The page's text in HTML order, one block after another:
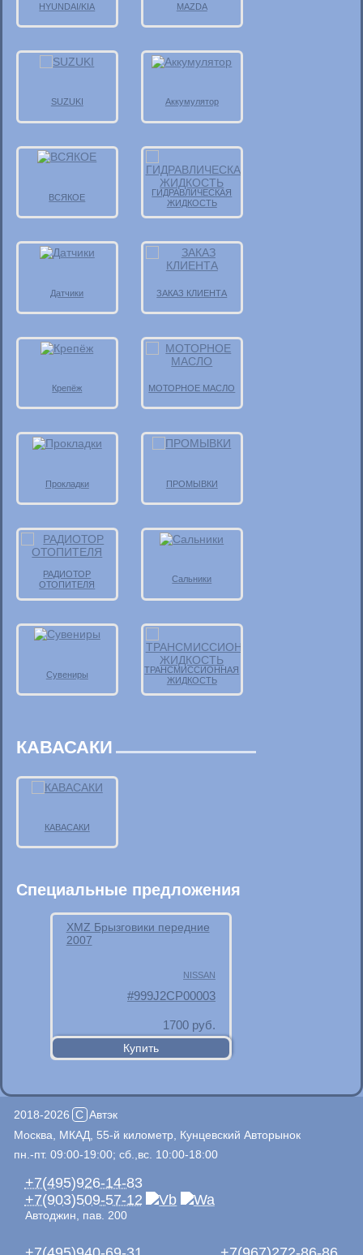
HYUNDAI/KIA MAZDA
SUZUKI Аккумулятор
ВСЯКОЕ
ГИДРАВЛИЧЕСКАЯ
ЖИДКОСТЬ
Датчики ЗАКАЗ КЛИЕНТА
Крепёж МОТОРНОЕ МАСЛО
Прокладки ПРОМЫВКИ
РАДИОТОР
ОТОПИТЕЛЯ
Сальники
Сувениры
ТРАНСМИССИОННАЯ
ЖИДКОСТЬ
КАВАСАКИ
КАВАСАКИ
Специальные предложения
XMZ Брызговики передние
2007
NISSAN
999J2CP00003
1700 руб.
2018-2026 C Автэк
Москва, МКАД, 55-й километр, Кунцевский Авторынок
пн.-пт. 09:00-19:00; сб.,вс. 10:00-18:00
+7(495)926-14-83
+7(903)509-57-12
Автоджин, пав. 200